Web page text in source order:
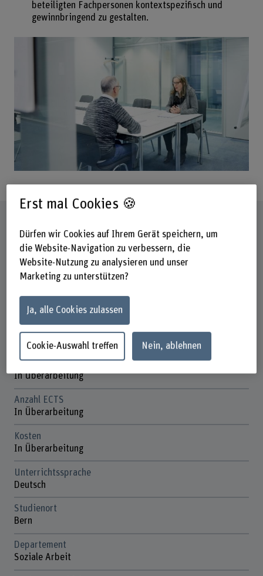
beteiligten Fachpersonen kontextspezifisch und
gewinnbringend zu gestalten.
Titel/Abschluss
In Überarbeitung
Unterrichtstage
In Überarbeitung
Anmeldefrist
In Überarbeitung
Anzahl ECTS
In Überarbeitung
Kosten
In Überarbeitung
Unterrichtssprache
Deutsch
Studienort
Bern
Departement
Soziale Arbeit
Erst mal Cookies 🍪
Dürfen wir Cookies auf Ihrem Gerät speichern, um
die Website-Navigation zu verbessern, die
Website-Nutzung zu analysieren und unser
Marketing zu unterstützen?
Ja, alle Cookies zulassen
Cookie-Auswahl treffen Nein, ablehnen